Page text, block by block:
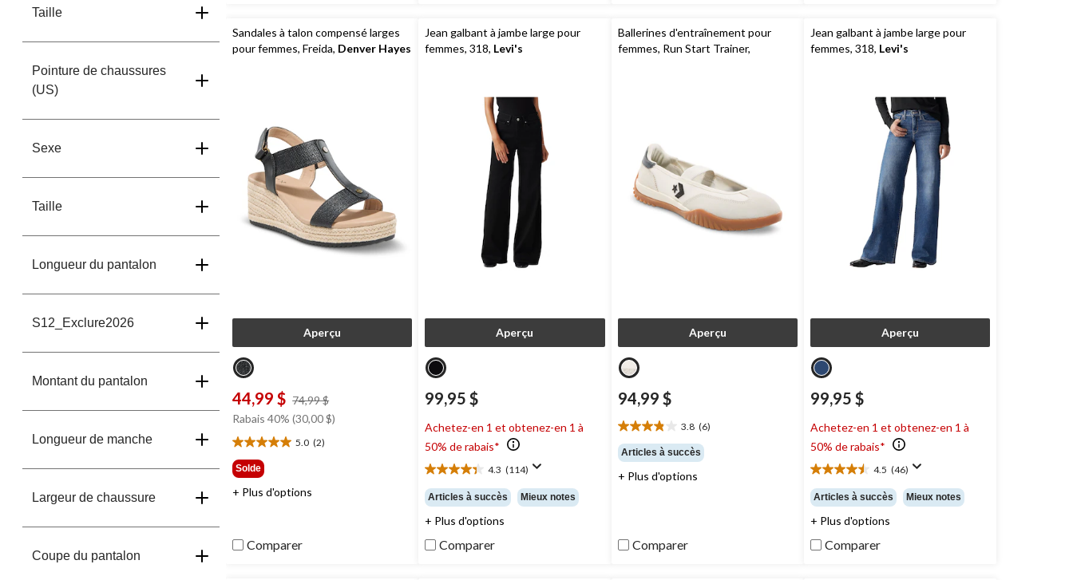
Taille
Pointure de chaussures
(US)
Sexe
Taille
Longueur du pantalon
S12_Exclure2026
Montant du pantalon
Longueur de manche
Largeur de chaussure
Coupe du pantalon
Sandales à talon compensé larges
pour femmes, Freida, Denver Hayes
Aperçu
44,99 $ 74,99 $
était
Rabais 40% (30,00 $)
5.0 (2)
5.0
étoile(s)
sur
5.
Solde
+ Plus d'options
Comparer
Jean galbant à jambe large pour
femmes, 318, Levi's
Aperçu
99,95 $
Achetez-en 1 et obtenez-en 1 à
50% de rabais*
4.3 (114)
4.3
étoile(s)
sur
5.
114
évaluations
Articles à succès Mieux notes
+ Plus d'options
Comparer
Ballerines d'entraînement pour
femmes, Run Start Trainer,
Aperçu
94,99 $
3.8 (6)
3.8
étoile(s)
sur
5.
Articles à succès
+ Plus d'options
Comparer
Jean galbant à jambe large pour
femmes, 318, Levi's
Aperçu
99,95 $
Achetez-en 1 et obtenez-en 1 à
50% de rabais*
4.5 (46)
4.5
étoile(s)
sur
5.
46
évaluations
Articles à succès Mieux notes
+ Plus d'options
Comparer